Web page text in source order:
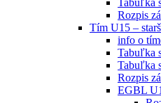
Rozpis
Tím U15 –
info o
Tabuľka
Tabuľka
Rozpis
EGBL